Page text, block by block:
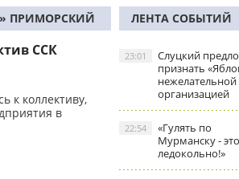
» ПРИМОРСКИЙ
ССК
к коллективу,
в
ЛЕНТА СОБЫТИЙ
Слуцкий
признать
нежелательной
организацией
23:01
«Гулять по
Мурманску - это
ледокольно!»
22:54